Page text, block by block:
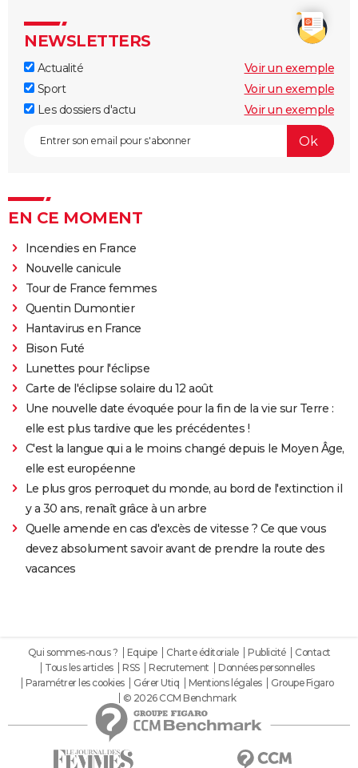
NEWSLETTERS
Actualité
Voir un exemple
Sport
Voir un exemple
Les dossiers d'actu
Voir un exemple
EN CE MOMENT
Incendies en France
Nouvelle canicule
Tour de France femmes
Quentin Dumontier
Hantavirus en France
Bison Futé
Lunettes pour l'éclipse
Carte de l'éclipse solaire du 12 août
Une nouvelle date évoquée pour la fin de la vie sur Terre :
elle est plus tardive que les précédentes !
C'est la langue qui a le moins changé depuis le Moyen Âge,
elle est européenne
Le plus gros perroquet du monde, au bord de l'extinction il
y a 30 ans, renaît grâce à un arbre
Quelle amende en cas d'excès de vitesse ? Ce que vous
devez absolument savoir avant de prendre la route des
vacances
Qui sommes-nous ? Equipe Charte éditoriale Publicité
Contact
Tous les articles
RSS Recrutement
Données personnelles
Paramétrer les cookies
Gérer Utiq Mentions légales
Groupe Figaro
© 2026 CCM Benchmark